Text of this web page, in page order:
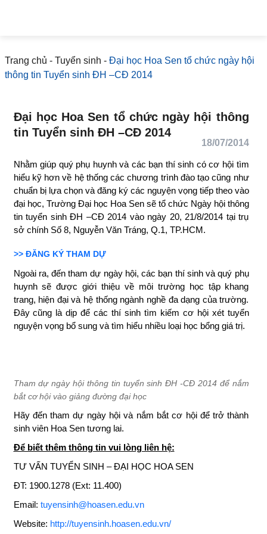
Trang chủ-Tuyển sinh-Đại học Hoa Sen tổ chức ngày
hội thông tin Tuyển sinh ĐH –CĐ 2014
Đại học Hoa Sen tổ chức ngày hội thông
tin Tuyển sinh ĐH –CĐ 2014
18/07/2014
Nhằm giúp quý phụ huynh và các bạn thí sinh có cơ hội
tìm hiểu kỹ hơn về hệ thống các chương trình đào tạo
cũng như chuẩn bị lựa chọn và đăng ký các nguyện vọng
tiếp theo vào đại học, Trường Đại học Hoa Sen sẽ tổ
chức Ngày hội thông tin tuyển sinh ĐH –CĐ 2014 vào
ngày 20, 21/8/2014 tại trụ sở chính Số 8, Nguyễn Văn
>> ĐĂNG KÝ THAM DỰ
Ngoài ra, đến tham dự ngày hội, các bạn thí sinh và quý
phụ huynh sẽ được giới thiệu về môi trường học tập
khang trang, hiện đại và hệ thống ngành nghề đa dạng
của trường. Đây cũng là dịp để các thí sinh tìm kiếm cơ
Tham dự ngày hội thông tin tuyển sinh ĐH -CĐ 2014 để
nắm bắt cơ hội vào giảng đường đại học
Hãy đến tham dự ngày hội và nắm bắt cơ hội để trở thành
sinh viên Hoa Sen tương lai.
Để biết thêm thông tin vui lòng liên hệ:
TƯ VẤN TUYỂN SINH – ĐẠI HỌC HOA SEN
ĐT: 1900.1278 (Ext: 11.400)
Email:tuyensinh@hoasen.edu.vn